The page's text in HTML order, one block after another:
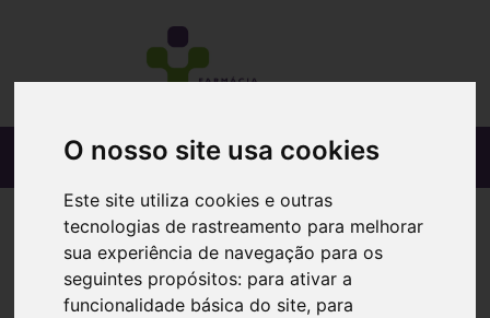
O nosso site usa cookies
Este site utiliza cookies e outras
tecnologias de rastreamento para melhorar
sua experiência de navegação para os
seguintes propósitos: para ativar a
funcionalidade básica do site, para